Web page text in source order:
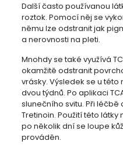
Další často používanou
roztok. Pomocí něj se
němu lze odstranit jak
a nerovnosti na pleti.
Mnohdy se také využívá
okamžitě odstranit
vrásky. Výsledek se u
dvou týdnů. Po aplikaci
slunečního svitu. Při léčbě
Tretinoin. Použití této
po několik dní se loupe
prováděn.